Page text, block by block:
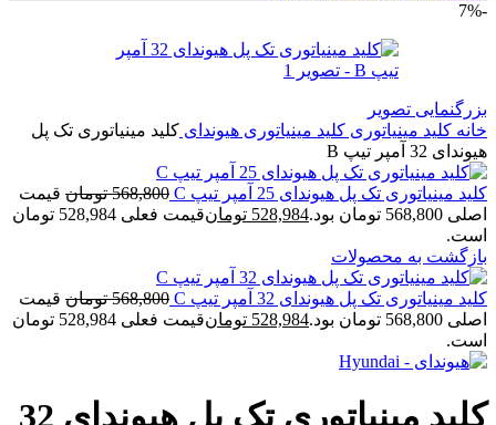
-7%
بزرگنمایی تصویر
خانه کلید مینیاتوری کلید مینیاتوری هیوندای کلید مینیاتوری تک پل
هیوندای 32 آمپر تیپ B
کلید مینیاتوری تک پل هیوندای 25 آمپر تیپ C 568,800 تومان قیمت
اصلی 568,800 تومان بود.
528,984 تومان
قیمت فعلی 528,984 تومان
است.
بازگشت به محصولات
کلید مینیاتوری تک پل هیوندای 32 آمپر تیپ C 568,800 تومان قیمت
اصلی 568,800 تومان بود.
528,984 تومان
قیمت فعلی 528,984 تومان
است.
کلید مینیاتوری تک پل هیوندای 32